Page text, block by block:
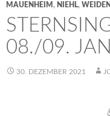
MAUENHEIM , NIEHL,
08./09.
30. DEZEMBER 2021